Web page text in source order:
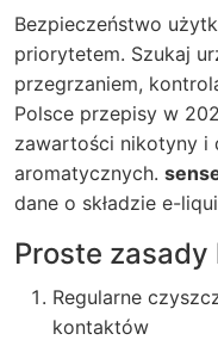
Bezpieczeństwo
priorytetem. Szukaj
przegrzaniem,
Polsce przepisy w
zawartości nikotyny i
aromatycznych.
dane o składzie e-
Proste
Regularne
kontaktów